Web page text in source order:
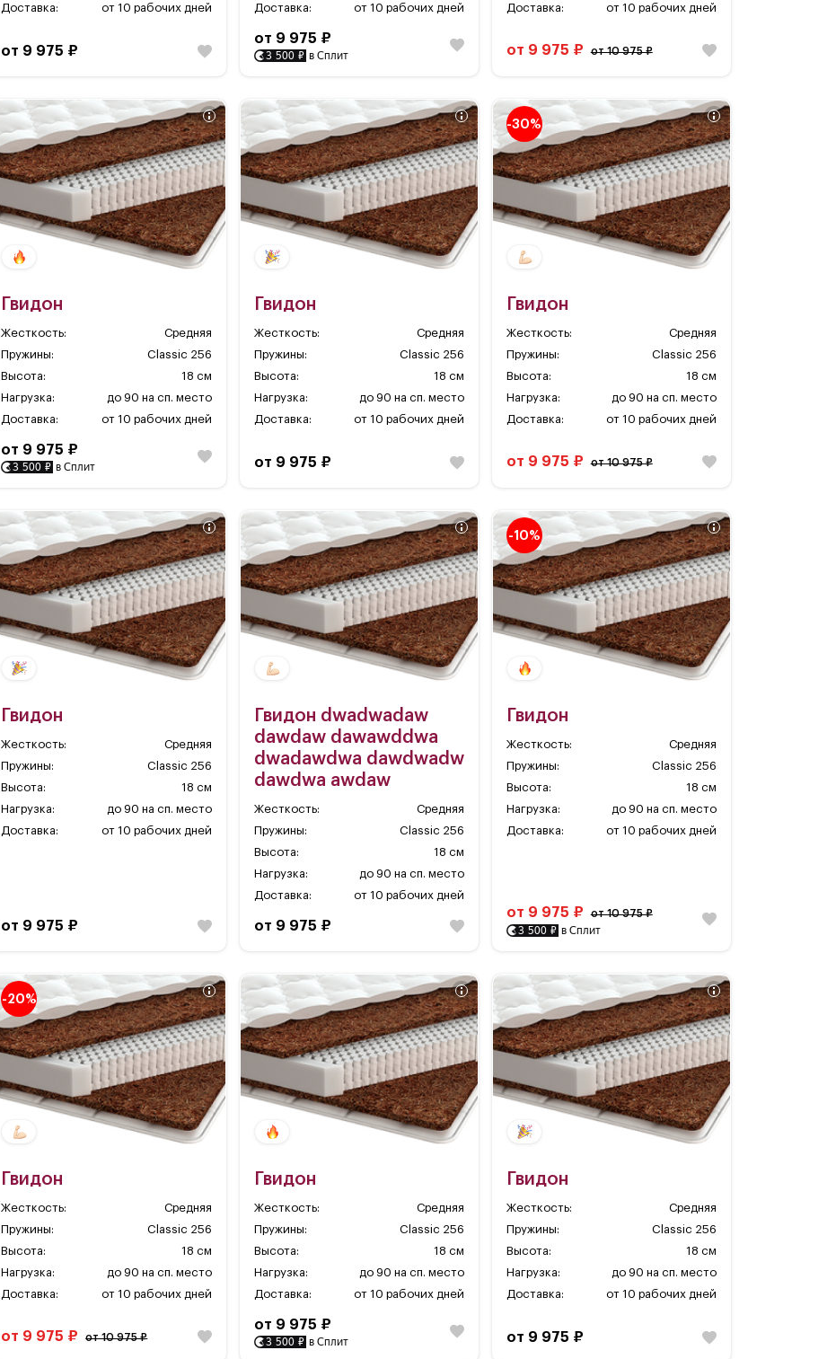
Доставка:
от 10 рабочих дней
от 9 975 ₽
Доставка:
от 10 рабочих дней
от 9 975 ₽
3 500 ₽ в Сплит
Доставка:
от 10 рабочих дней
от 9 975 ₽ от 10 975 ₽
Гвидон
Жесткость:
Средняя
Пружины:
Classic 256
Высота:
18 см
Нагрузка:
до 90 на сп. место
Доставка:
от 10 рабочих дней
от 9 975 ₽
3 500 ₽ в Сплит
Гвидон
Жесткость:
Средняя
Пружины:
Classic 256
Высота:
18 см
Нагрузка:
до 90 на сп. место
Доставка:
от 10 рабочих дней
от 9 975 ₽
-30%
Гвидон
Жесткость:
Средняя
Пружины:
Classic 256
Высота:
18 см
Нагрузка:
до 90 на сп. место
Доставка:
от 10 рабочих дней
от 9 975 ₽ от 10 975 ₽
Гвидон
Жесткость:
Средняя
Пружины:
Classic 256
Высота:
18 см
Нагрузка:
до 90 на сп. место
Доставка:
от 10 рабочих дней
от 9 975 ₽
Гвидон dwadwadaw
dawdaw dawawddwa
dwadawdwa dawdwadw
dawdwa awdaw
Жесткость:
Средняя
Пружины:
Classic 256
Высота:
18 см
Нагрузка:
до 90 на сп. место
Доставка:
от 10 рабочих дней
от 9 975 ₽
-10%
Гвидон
Жесткость:
Средняя
Пружины:
Classic 256
Высота:
18 см
Нагрузка:
до 90 на сп. место
Доставка:
от 10 рабочих дней
от 9 975 ₽ от 10 975 ₽
3 500 ₽ в Сплит
-20%
Гвидон
Жесткость:
Средняя
Пружины:
Classic 256
Высота:
18 см
Нагрузка:
до 90 на сп. место
Доставка:
от 10 рабочих дней
от 9 975 ₽ от 10 975 ₽
Гвидон
Жесткость:
Средняя
Пружины:
Classic 256
Высота:
18 см
Нагрузка:
до 90 на сп. место
Доставка:
от 10 рабочих дней
от 9 975 ₽
3 500 ₽ в Сплит
Гвидон
Жесткость:
Средняя
Пружины:
Classic 256
Высота:
18 см
Нагрузка:
до 90 на сп. место
Доставка:
от 10 рабочих дней
от 9 975 ₽